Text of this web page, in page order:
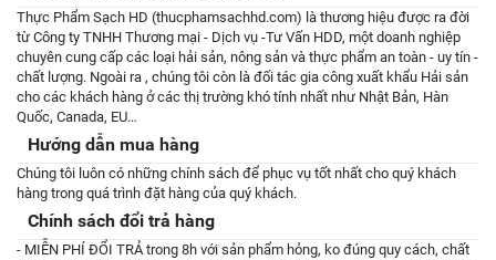
Thực Phẩm Sạch HD (thucphamsachhd.com) là thương hiệu được ra đời
từ Công ty TNHH Thương mại - Dịch vụ -Tư Vấn HDD, một doanh nghiệp
chuyên cung cấp các loại hải sản, nông sản và thực phẩm an toàn - uy tín -
chất lượng. Ngoài ra , chúng tôi còn là đối tác gia công xuất khẩu Hải sản
cho các khách hàng ở các thị trường khó tính nhất như Nhật Bản, Hàn
Quốc, Canada, EU…
Hướng dẫn mua hàng
Chúng tôi luôn có những chính sách để phục vụ tốt nhất cho quý khách
hàng trong quá trình đặt hàng của quý khách.
Chính sách đổi trả hàng
- MIỄN PHÍ ĐỔI TRẢ trong 8h với sản phẩm hỏng, ko đúng quy cách, chất